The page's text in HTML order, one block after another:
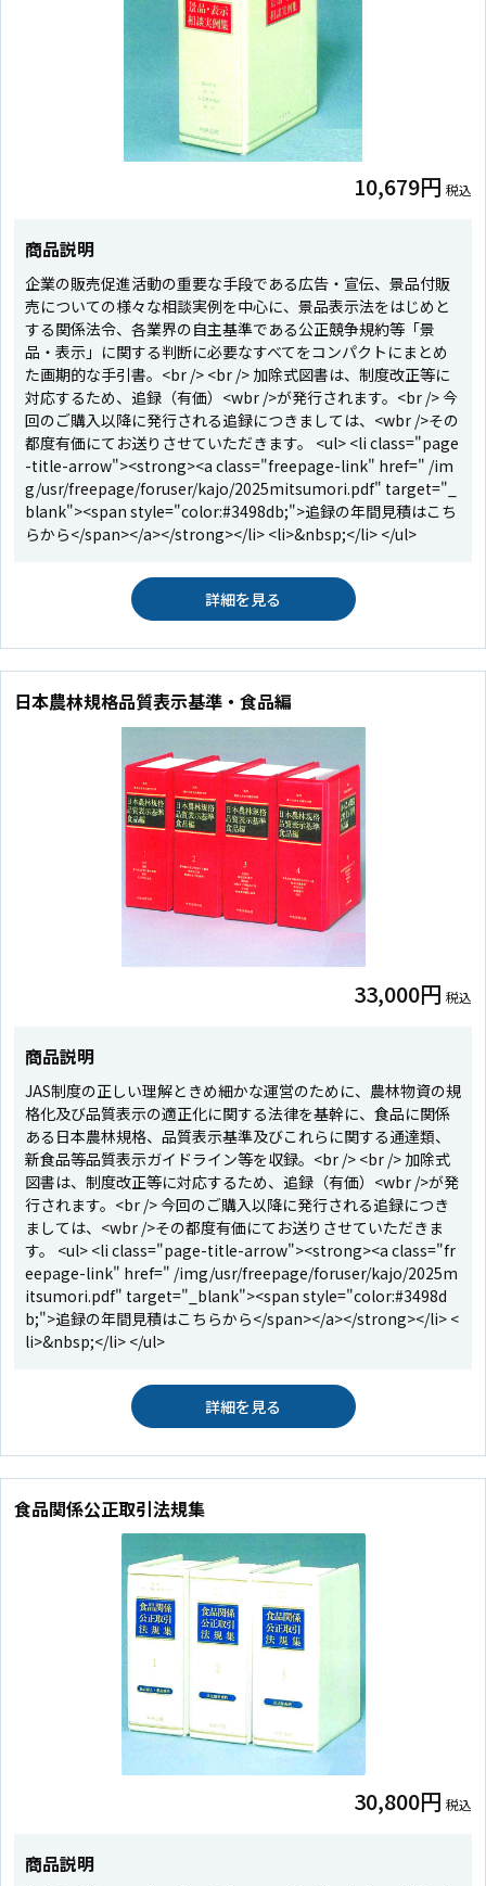
10,679円 税込
商品説明
企業の販売促進活動の重要な手段である広告・宣伝、景品付販
売についての様々な相談実例を中心に、景品表示法をはじめと
する関係法令、各業界の自主基準である公正競争規約等「景
品・表示」に関する判断に必要なすべてをコンパクトにまとめ
た画期的な手引書。<br /> <br /> 加除式図書は、制度改正等に
対応するため、追録（有価）<wbr />が発行されます。<br /> 今
回のご購入以降に発行される追録につきましては、<wbr />その
都度有価にてお送りさせていただきます。 <ul> <li class="page
-title-arrow"><strong><a class="freepage-link" href=" /im
g/usr/freepage/foruser/kajo/2025mitsumori.pdf" target="_
blank"><span style="color:#3498db;">追録の年間見積はこち
らから</span></a></strong></li> <li>&nbsp;</li> </ul>
詳細を見る
日本農林規格品質表示基準・食品編
33,000円 税込
商品説明
JAS制度の正しい理解ときめ細かな運営のために、農林物資の規
格化及び品質表示の適正化に関する法律を基幹に、食品に関係
ある日本農林規格、品質表示基準及びこれらに関する通達類、
新食品等品質表示ガイドライン等を収録。<br /> <br /> 加除式
図書は、制度改正等に対応するため、追録（有価）<wbr />が発
行されます。<br /> 今回のご購入以降に発行される追録につき
ましては、<wbr />その都度有価にてお送りさせていただきま
す。 <ul> <li class="page-title-arrow"><strong><a class="fr
eepage-link" href=" /img/usr/freepage/foruser/kajo/2025m
itsumori.pdf" target="_blank"><span style="color:#3498d
b;">追録の年間見積はこちらから</span></a></strong></li> <
li>&nbsp;</li> </ul>
詳細を見る
食品関係公正取引法規集
30,800円 税込
商品説明